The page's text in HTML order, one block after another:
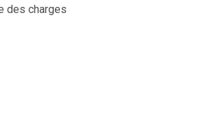
des charges